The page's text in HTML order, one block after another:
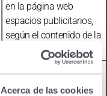
Acerca de las cookies
en la página web
espacios publicitarios,
según el contenido de la
propia web.
Son aquellas que
almacenan información